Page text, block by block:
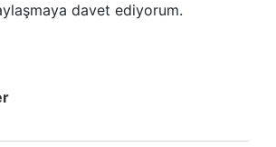
davet ediyorum.